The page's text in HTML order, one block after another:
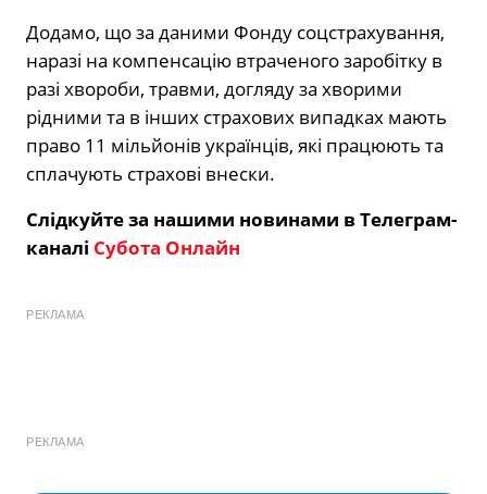
Додамо, що за даними Фонду соцстрахування,
наразі на компенсацію втраченого заробітку в
разі хвороби, травми, догляду за хворими
рідними та в інших страхових випадках мають
право 11 мільйонів українців, які працюють та
сплачують страхові внески.
Слідкуйте за нашими новинами в Телеграм-
каналі Субота Онлайн
РЕКЛАМА
РЕКЛАМА